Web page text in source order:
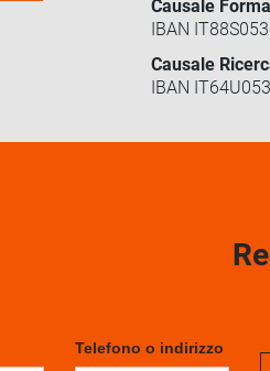
Causale
IBAN
Causale
IBAN